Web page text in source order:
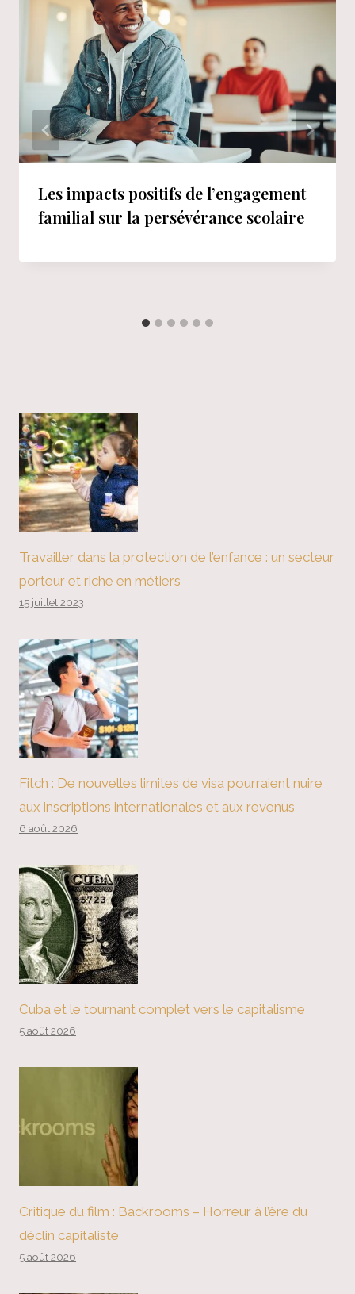
Les impacts positifs de l’engagement
familial sur la persévérance scolaire
Travailler dans la protection de l’enfance : un secteur
porteur et riche en métiers
15 juillet 2023
Fitch : De nouvelles limites de visa pourraient nuire
aux inscriptions internationales et aux revenus
6 août 2026
Cuba et le tournant complet vers le capitalisme
5 août 2026
Critique du film : Backrooms – Horreur à l’ère du
déclin capitaliste
5 août 2026